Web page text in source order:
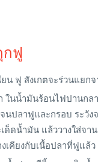
กฟู
น ฟู สังเกตจะร่วนแยก
ในน้ำมันร้อนไฟปานกล
นปลาฟูและกรอบ ระวัง
ด็ดน้ำมัน แล้ววางใส่จา
เคียงกับเนื้อปลาที่ฟูแล้ว